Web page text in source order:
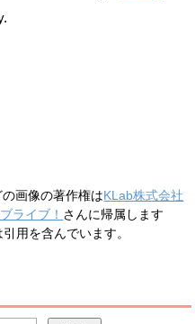
画像の著作権はKLab株式会社
ライブ！ さんに帰属します
用を含んでいます。